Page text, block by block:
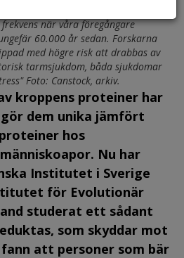
när våra föregångare
60.000 år sedan. Forskarna
med högre risk att drabbas av
tarmsjukdom, båda sjukdomar
Foto: Canstock, arkiv.
kroppens proteiner har
dem unika jämfört
hos
Nu har
Institutet i Sverige
för Evolutionär
studerat ett sådant
som skyddar mot
att personer som bär